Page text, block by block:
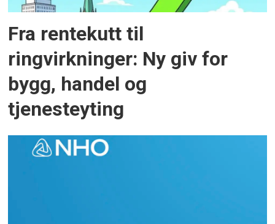
Fra rentekutt til
ringvirkninger: Ny giv for
bygg, handel og
tjenesteyting